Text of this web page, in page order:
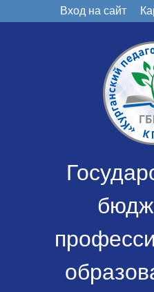
Вход на сайт